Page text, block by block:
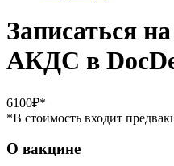
Записаться
АКДС в
6100₽*
*В стоимость входит
О вакцине